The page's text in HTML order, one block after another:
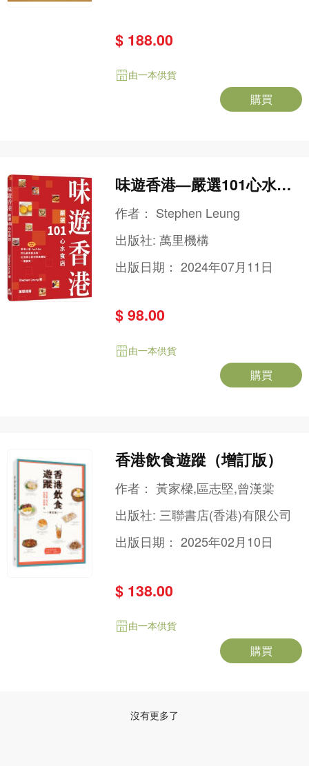
$ 188.00
由一本供貨
購買
味遊香港—嚴選101心水食
店
作者： Stephen Leung
出版社:萬里機構
出版日期：2024年07月11日
$ 98.00
由一本供貨
購買
香港飲食遊蹤（增訂版）
作者：黃家樑,區志堅,曾漢棠
出版社:三聯書店(香港)有限公司
出版日期：2025年02月10日
$ 138.00
由一本供貨
購買
沒有更多了